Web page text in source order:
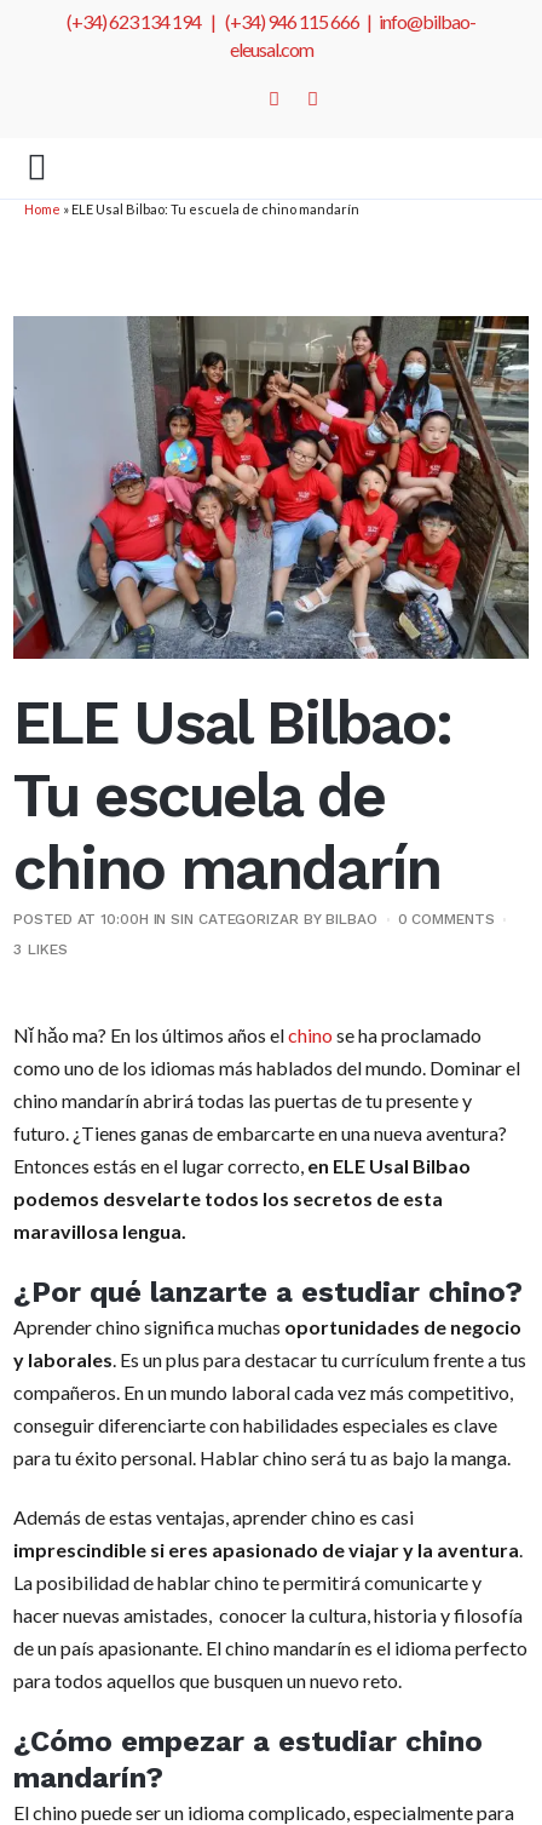
(+34) 623 134 194 | (+34) 946 115 666 | info@bilbao-
eleusal.com
Home » ELE Usal Bilbao: Tu escuela de chino mandarín
ELE Usal Bilbao:
Tu escuela de
chino mandarín
POSTED AT 10:00H INSIN CATEGORIZAR BYBILBAO
0 COMMENTS
3 LIKES
Nǐ hǎo ma? En los últimos años elchino se ha proclamado
como uno de los idiomas más hablados del mundo. Dominar el
chino mandarín abrirá todas las puertas de tu presente y
futuro. ¿Tienes ganas de embarcarte en una nueva aventura?
Entonces estás en el lugar correcto, en ELE Usal Bilbao
podemos desvelarte todos los secretos de esta
maravillosa lengua.
¿Por qué lanzarte a estudiar chino?
Aprender chino significa muchas oportunidades de negocio
y laborales. Es un plus para destacar tu currículum frente a tus
compañeros. En un mundo laboral cada vez más competitivo,
conseguir diferenciarte con habilidades especiales es clave
para tu éxito personal. Hablar chino será tu as bajo la manga.
Además de estas ventajas, aprender chino es casi
imprescindible si eres apasionado de viajar y la aventura.
La posibilidad de hablar chino te permitirá comunicarte y
hacer nuevas amistades, conocer la cultura, historia y filosofía
de un país apasionante. El chino mandarín es el idioma perfecto
para todos aquellos que busquen un nuevo reto.
¿Cómo empezar a estudiar chino
mandarín?
El chino puede ser un idioma complicado, especialmente para